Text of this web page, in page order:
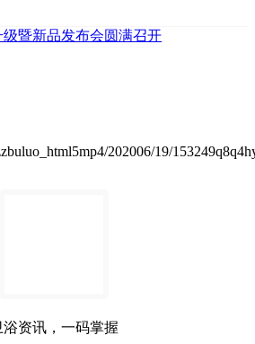
暨新品发布会圆满召开
202006/19/
浴资讯，一码掌握